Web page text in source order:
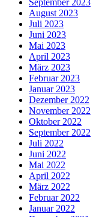
September 2023
August 2023
Juli 2023
Juni 2023
Mai 2023
April 2023
März 2023
Februar 2023
Januar 2023
Dezember 2022
November 2022
Oktober 2022
September 2022
Juli 2022
Juni 2022
Mai 2022
April 2022
März 2022
Februar 2022
Januar 2022